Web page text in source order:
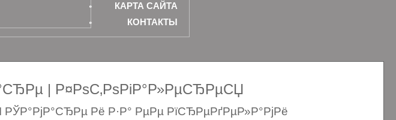
| Р¤РѕС‚РѕРіР°Р»РµСЂРµСЏ
Рё Р·Р° РµРµ РїСЂРµРґРµР»Р°РјРё
КАРТА САЙТА
КОНТАКТЫ